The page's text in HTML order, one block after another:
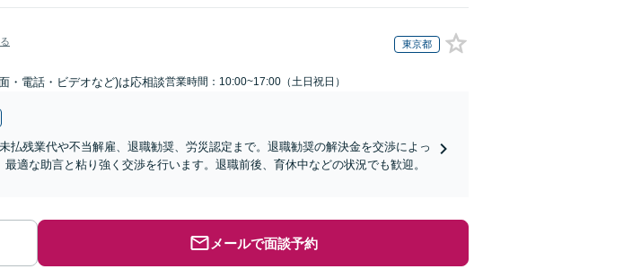
東京都
・電話・ビデオなど)は応相談営業時間：10:00~17:00（土日祝日）
払残業代や不当解雇、退職勧奨、労災認定まで。退職勧奨の解決金を交渉によっ
適な助言と粘り強く交渉を行います。退職前後、育休中などの状況でも歓迎。
メールで面談予約